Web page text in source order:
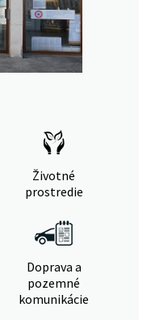
Životné
prostredie
Doprava a
pozemné
komunikácie